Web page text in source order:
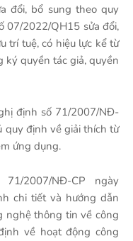
đổi, bổ sung theo quy
07/2022/QH15 sửa đổi,
trí tuệ, có hiệu lực kể từ
quyền tác giả, quyền
định số 71/2007/NĐ-
quy định về giải thích từ
ứng dụng.
2007/NĐ-CP ngày
chi tiết và hướng dẫn
nghệ thông tin về công
về hoạt động công